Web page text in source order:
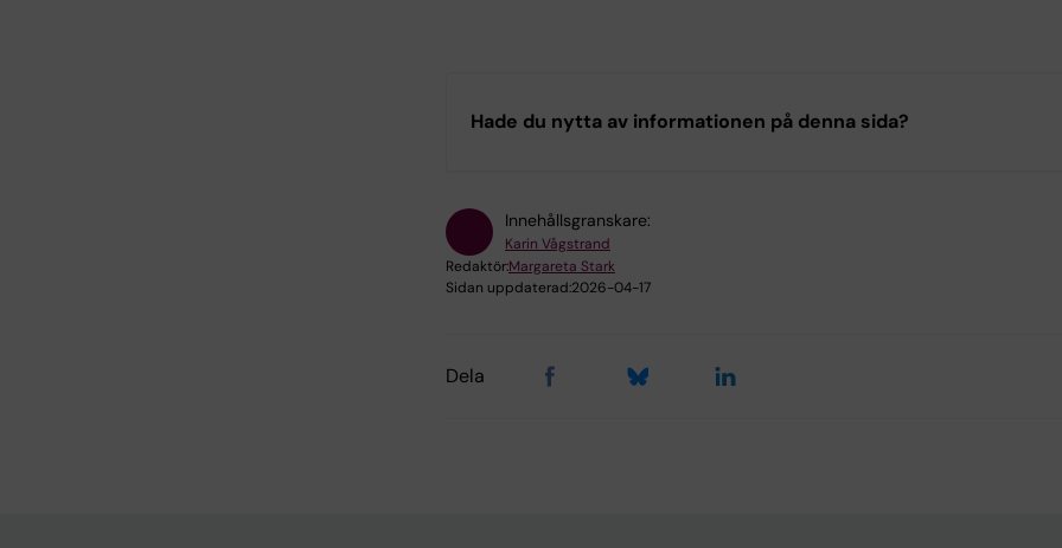
Hade du nytta av informationen på denna sida?
Innehållsgranskare:
Karin Vågstrand
Redaktör:Margareta Stark
Sidan uppdaterad:2026-04-17
Dela